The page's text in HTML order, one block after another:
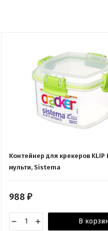
Контейнер для крекеров KLIP
мульти, Sistema
988 ₽
В